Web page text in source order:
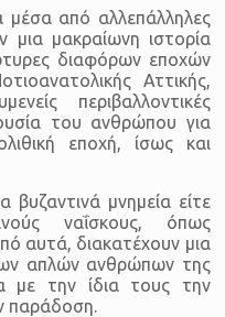
μέσα από αλλεπάλληλες
μια μακραίωνη ιστορία
διαφόρων εποχών
Αττικής,
περιβαλλοντικές
του ανθρώπου για
εποχή, ίσως και
βυζαντινά μνημεία είτε
ναΐσκους, όπως
αυτά, διακατέχουν μια
απλών ανθρώπων της
με την ίδια τους την
παράδοση.